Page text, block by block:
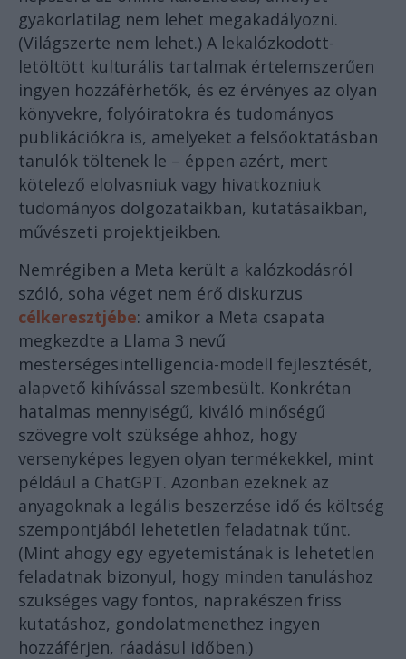
gyakorlatilag nem lehet megakadályozni.
(Világszerte nem lehet.) A lekalózkodott-
letöltött kulturális tartalmak értelemszerűen
ingyen hozzáférhetők, és ez érvényes az olyan
könyvekre, folyóiratokra és tudományos
publikációkra is, amelyeket a felsőoktatásban
tanulók töltenek le – éppen azért, mert
kötelező elolvasniuk vagy hivatkozniuk
tudományos dolgozataikban, kutatásaikban,
művészeti projektjeikben.
Nemrégiben a Meta került a kalózkodásról
szóló, soha véget nem érő diskurzus
célkeresztjébe: amikor a Meta csapata
megkezdte a Llama 3 nevű
mesterségesintelligencia-modell fejlesztését,
alapvető kihívással szembesült. Konkrétan
hatalmas mennyiségű, kiváló minőségű
szövegre volt szüksége ahhoz, hogy
versenyképes legyen olyan termékekkel, mint
például a ChatGPT. Azonban ezeknek az
anyagoknak a legális beszerzése idő és költség
szempontjából lehetetlen feladatnak tűnt.
(Mint ahogy egy egyetemistának is lehetetlen
feladatnak bizonyul, hogy minden tanuláshoz
szükséges vagy fontos, naprakészen friss
kutatáshoz, gondolatmenethez ingyen
hozzáférjen, ráadásul időben.)